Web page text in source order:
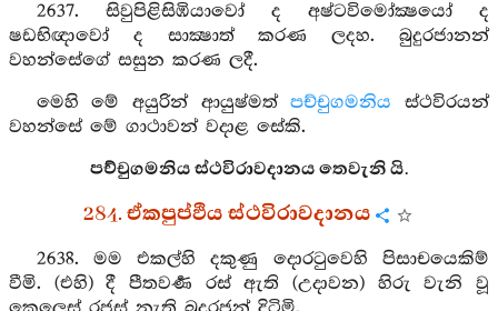
2637. සිවුපිළිසිඹියාවෝ ද අෂ්ටවිමෝක්‍ෂයෝ ද
ෂඩභිඥාවෝ ද සාක්‍ෂාත් කරණ ලදහ. බුදුරජානන්
වහන්සේගේ සසුන කරණ ලදී.
මෙහි මේ අයුරින් ආයුෂ්මත්පච්චුගමනිය ස්ථවිරයන්
වහන්සේ මේ ගාථාවන් වදාළ සේකි.
පච්චුගමනිය ස්ථවිරාවදානය තෙවැනි යි.
284. ඒකපුප්ඵිය ස්ථවිරාවදානය
2638. මම එකල්හි දකුණු දොරටුවෙහි පිසාචයෙකිම්
වීමි. (එහි) දී පීතවර්‍ණ රස් ඇති (උදාවන) හිරු වැනි වූ